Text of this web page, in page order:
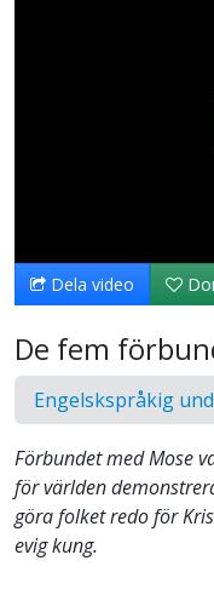
Dela video
De fem
Engelskspråkig
Förbundet med Mose
för världen
göra folket redo för
evig kung.